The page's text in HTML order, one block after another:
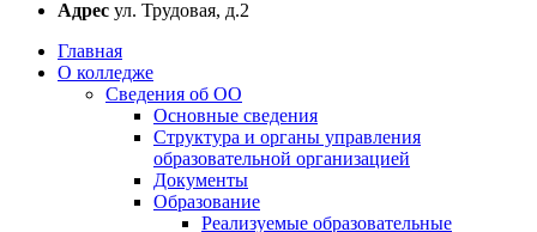
Адрес ул. Трудовая, д.2
Главная
О колледже
Сведения об ОО
Основные сведения
Структура и органы управления
образовательной организацией
Документы
Образование
Реализуемые образовательные